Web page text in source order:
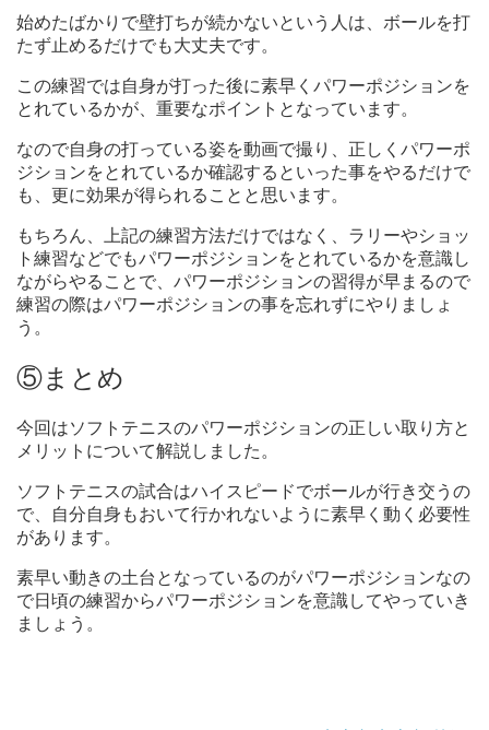
始めたばかりで壁打ちが続かないという人は、ボールを打
たず止めるだけでも大丈夫です。
この練習では自身が打った後に素早くパワーポジションを
とれているかが、重要なポイントとなっています。
なので自身の打っている姿を動画で撮り、正しくパワーポ
ジションをとれているか確認するといった事をやるだけで
も、更に効果が得られることと思います。
もちろん、上記の練習方法だけではなく、ラリーやショッ
ト練習などでもパワーポジションをとれているかを意識し
ながらやることで、パワーポジションの習得が早まるので
練習の際はパワーポジションの事を忘れずにやりましょ
う。
⑤まとめ
今回はソフトテニスのパワーポジションの正しい取り方と
メリットについて解説しました。
ソフトテニスの試合はハイスピードでボールが行き交うの
で、自分自身もおいて行かれないように素早く動く必要性
があります。
素早い動きの土台となっているのがパワーポジションなの
で日頃の練習からパワーポジションを意識してやっていき
ましょう。